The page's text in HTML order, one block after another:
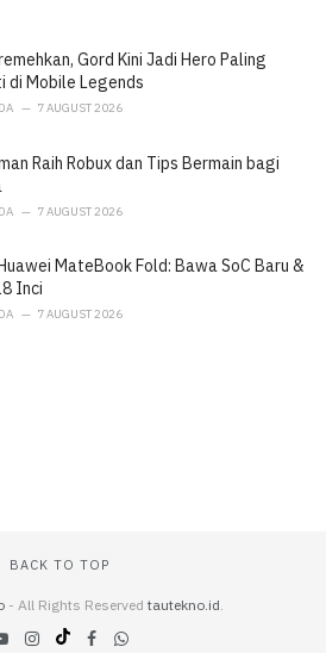
Gord Kini Jadi Hero Paling
di Mobile Legends
7 AUGUST 2026
Raih Robux dan Tips Bermain bagi
7 AUGUST 2026
MateBook Fold: Bawa SoC Baru &
Inci
7 AUGUST 2026
BACK TO TOP
- All Rights Reserved tautekno.id.